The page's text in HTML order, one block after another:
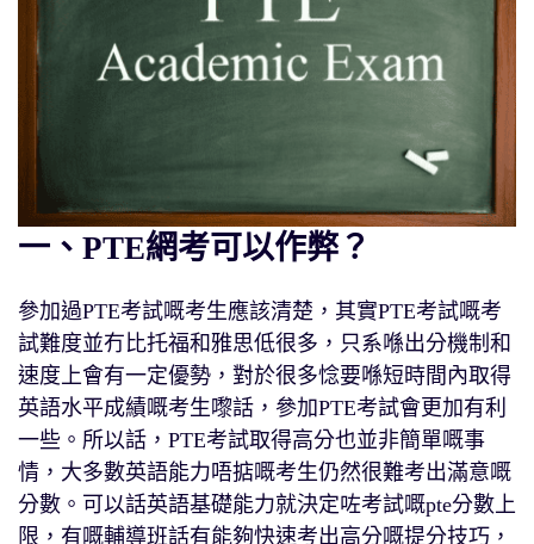
一、PTE網考可以作弊？
參加過PTE考試嘅考生應該清楚，其實PTE考試嘅考
試難度並冇比托福和雅思低很多，只系喺出分機制和
速度上會有一定優勢，對於很多惗要喺短時間內取得
英語水平成績嘅考生嚟話，參加PTE考試會更加有利
一些。所以話，PTE考試取得高分也並非簡單嘅事
情，大多數英語能力唔掂嘅考生仍然很難考出滿意嘅
分數。可以話英語基礎能力就決定咗考試嘅pte分數上
限，有嘅輔導班話有能夠快速考出高分嘅提分技巧，